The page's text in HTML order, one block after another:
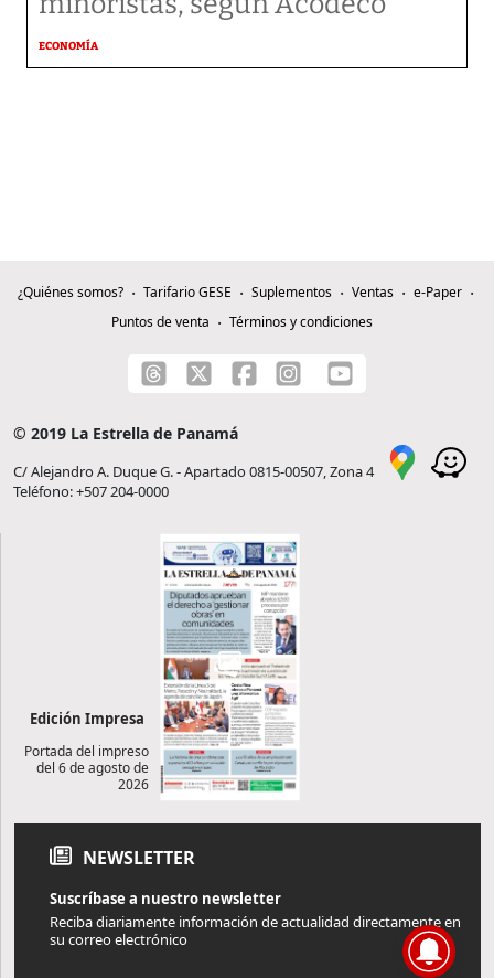
ECONOMÍA
¿Quiénes somos? Tarifario GESE Suplementos Ventas
e-Paper
Puntos de venta
Términos y condiciones
© 2019 La Estrella de Panamá
C/ Alejandro A. Duque G. - Apartado 0815-00507, Zona 4
Teléfono: +507 204-0000
Edición Impresa
Portada del impreso
del 6 de agosto de
2026
NEWSLETTER
Suscríbase a nuestro newsletter
Reciba diariamente información de actualidad directamente en
su correo electrónico